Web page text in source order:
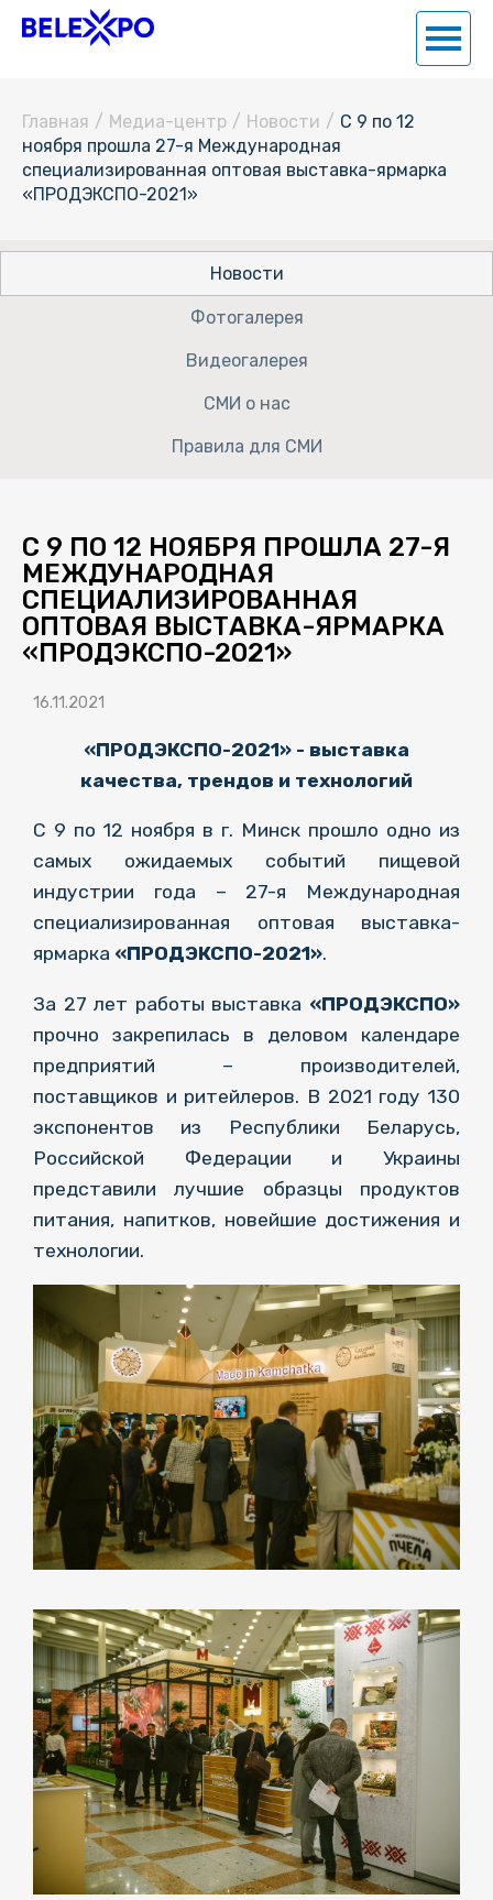
Главная / Медиа-центр / Новости / С 9 по 12
ноября прошла 27-я Международная
специализированная оптовая выставка-ярмарка
«ПРОДЭКСПО-2021»
Новости
Фотогалерея
Видеогалерея
СМИ о нас
Правила для СМИ
С 9 ПО 12 НОЯБРЯ ПРОШЛА 27-Я
МЕЖДУНАРОДНАЯ
СПЕЦИАЛИЗИРОВАННАЯ
ОПТОВАЯ ВЫСТАВКА-ЯРМАРКА
«ПРОДЭКСПО-2021»
16.11.2021
«ПРОДЭКСПО-2021» - выставка
качества, трендов и технологий
С 9 по 12 ноября в г. Минск прошло одно из
самых ожидаемых событий пищевой
индустрии года – 27-я Международная
специализированная оптовая выставка-
ярмарка «ПРОДЭКСПО-2021».
За 27 лет работы выставка «ПРОДЭКСПО»
прочно закрепилась в деловом календаре
предприятий – производителей,
поставщиков и ритейлеров. В 2021 году 130
экспонентов из Республики Беларусь,
Российской Федерации и Украины
представили лучшие образцы продуктов
питания, напитков, новейшие достижения и
технологии.